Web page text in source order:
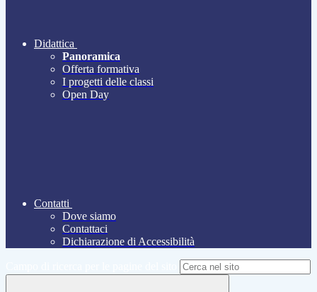
Didattica
Panoramica
Offerta formativa
I progetti delle classi
Open Day
Contatti
Dove siamo
Contattaci
Dichiarazione di Accessibilità